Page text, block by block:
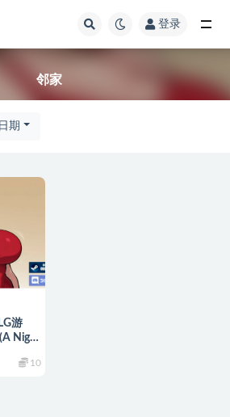
登录
邻家
期
游
Night
10